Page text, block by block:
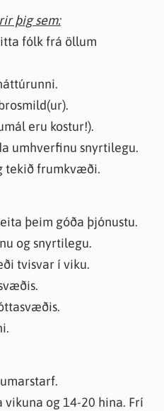
þig sem:
fólk frá öllum
eru kostur!).
umhverfinu snyrtilegu.
tekið frumkvæði.
þeim góða þjónustu.
og snyrtilegu.
tvisvar í viku.
vikuna og 14-20 hina. Frí